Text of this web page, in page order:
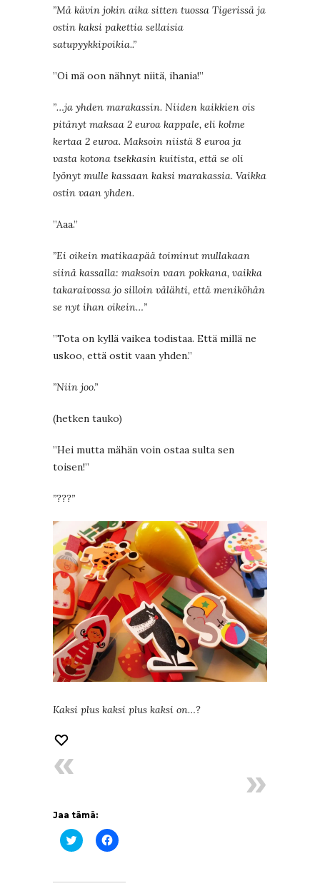
”Mä kävin jokin aika sitten tuossa Tigerissä ja
ostin kaksi pakettia sellaisia
satupyykkipoikia..”
”Oi mä oon nähnyt niitä, ihania!”
”…ja yhden marakassin. Niiden kaikkien ois
pitänyt maksaa 2 euroa kappale, eli kolme
kertaa 2 euroa. Maksoin niistä 8 euroa ja
vasta kotona tsekkasin kuitista, että se oli
lyönyt mulle kassaan kaksi marakassia. Vaikka
ostin vaan yhden.
”Aaa.”
”Ei oikein matikaapää toiminut mullakaan
siinä kassalla: maksoin vaan pokkana, vaikka
takaraivossa jo silloin välähti, että meniköhän
se nyt ihan oikein…”
”Tota on kyllä vaikea todistaa. Että millä ne
uskoo, että ostit vaan yhden.”
”Niin joo.”
(hetken tauko)
”Hei mutta mähän voin ostaa sulta sen
toisen!”
”???”
Kaksi plus kaksi plus kaksi on…?
Jaa tämä:
Jaa
Twitterissä(Avautuu
Jaa
Facebookissa(Avautuu